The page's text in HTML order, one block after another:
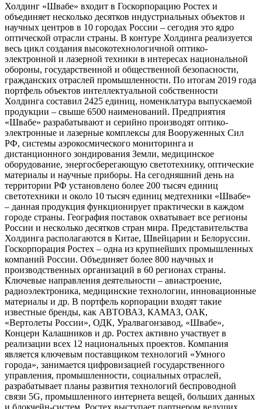
Холдинг «Швабе» входит в Госкорпорацию Ростех и
объединяет несколько десятков индустриальных объектов и
научных центров в 10 городах России – сегодня это ядро
оптической отрасли страны. В контуре Холдинга реализуется
весь цикл создания высокотехнологичной оптико-
электронной и лазерной техники в интересах национальной
обороны, государственной и общественной безопасности,
гражданских отраслей промышленности. По итогам 2019 года
портфель объектов интеллектуальной собственности
Холдинга составил 2425 единиц, номенклатура выпускаемой
продукции – свыше 6500 наименований. Предприятия
«Швабе» разрабатывают и серийно производят оптико-
электронные и лазерные комплексы для Вооруженных Сил
РФ, системы аэрокосмического мониторинга и
дистанционного зондирования Земли, медицинское
оборудование, энергосберегающую светотехнику, оптические
материалы и научные приборы. На сегодняшний день на
территории РФ установлено более 200 тысяч единиц
светотехники и около 10 тысяч единиц медтехники «Швабе»
– данная продукция функционирует практически в каждом
городе страны. География поставок охватывает все регионы
России и несколько десятков стран мира. Представительства
Холдинга располагаются в Китае, Швейцарии и Белоруссии.
Госкорпорация Ростех – одна из крупнейших промышленных
компаний России. Объединяет более 800 научных и
производственных организаций в 60 регионах страны.
Ключевые направления деятельности – авиастроение,
радиоэлектроника, медицинские технологии, инновационные
материалы и др. В портфель корпорации входят такие
известные бренды, как АВТОВАЗ, КАМАЗ, ОАК,
«Вертолеты России», ОДК, Уралвагонзавод, «Швабе»,
Концерн Калашников и др. Ростех активно участвует в
реализации всех 12 национальных проектов. Компания
является ключевым поставщиком технологий «Умного
города», занимается цифровизацией государственного
управления, промышленности, социальных отраслей,
разрабатывает планы развития технологий беспроводной
связи 5G, промышленного интернета вещей, больших данных
и блокчейн-систем. Ростех выступает партнером ведущих